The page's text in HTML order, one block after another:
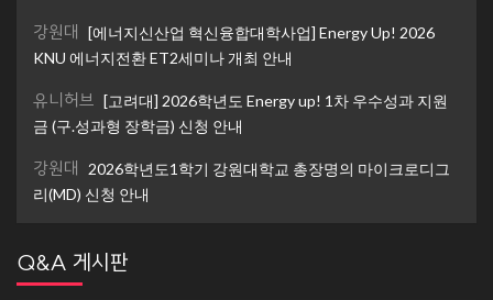
강원대 [에너지신산업 혁신융합대학사업] Energy Up! 2026
KNU 에너지전환 ET2세미나 개최 안내
유니허브 [고려대] 2026학년도 Energy up! 1차 우수성과 지원
금 (구.성과형 장학금) 신청 안내
강원대
2026학년도1학기 강원대학교 총장명의 마이크로디그
리(MD) 신청 안내
Q&A 게시판